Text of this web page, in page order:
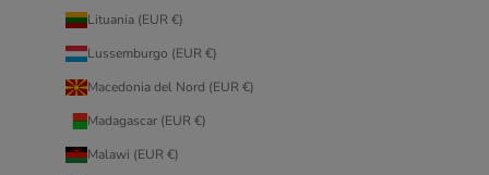
Lituania (EUR €)
Lussemburgo (EUR €)
Macedonia del Nord (EUR €)
Madagascar (EUR €)
Malawi (EUR €)